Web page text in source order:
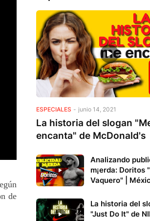
de
ESPECIALES - junio 14, 2021
La historia del slogan
encanta" de McDonald's
Analizando
m¡erda: Doritos
Vaquero" |
La historia del
"Just Do It" de